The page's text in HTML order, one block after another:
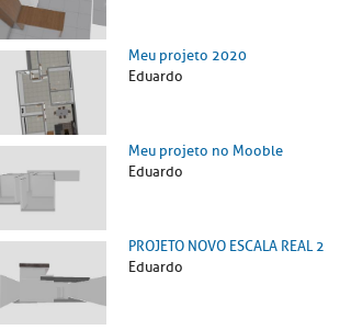
Meu projeto 2020
Eduardo
Meu projeto no Mooble
Eduardo
PROJETO NOVO ESCALA REAL 2
Eduardo